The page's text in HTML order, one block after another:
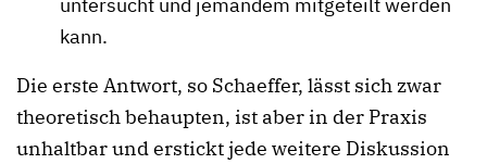
kann.
Die erste Antwort, so Schaeffer, lässt sich zwar
theoretisch behaupten, ist aber in der Praxis
unhaltbar und erstickt jede weitere Diskussion